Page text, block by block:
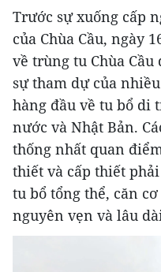
Trước sự xuống cấp
của Chùa Cầu, ngày
về trùng tu Chùa
sự tham dự của
hàng đầu về tu bổ di
nước và Nhật Bản.
thống nhất quan
thiết và cấp thiết
tu bổ tổng thể, căn
nguyên vẹn và lâu